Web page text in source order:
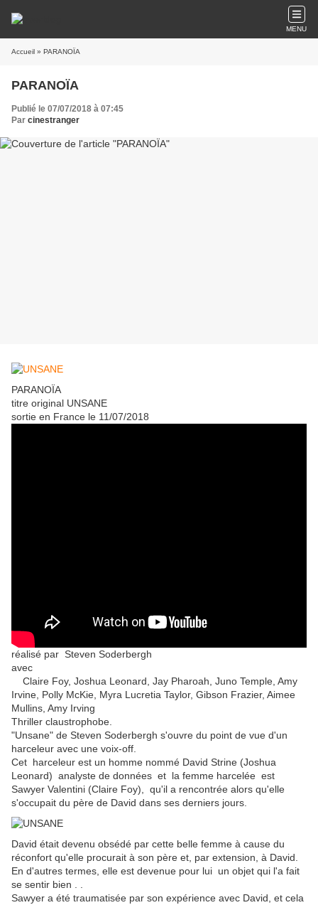
MENU
Accueil » PARANOÏA
PARANOÏA
Publié le 07/07/2018 à 07:45
Par cinestranger
PARANOÏA
titre original UNSANE
sortie en France le 11/07/2018
réalisé par Steven Soderbergh
avec
Claire Foy, Joshua Leonard, Jay Pharoah, Juno Temple, Amy
Irvine, Polly McKie, Myra Lucretia Taylor, Gibson Frazier, Aimee
Mullins, Amy Irving
Thriller claustrophobe.
"Unsane" de Steven Soderbergh s'ouvre du point de vue d'un
harceleur avec une voix-off.
Cet harceleur est un homme nommé David Strine (Joshua
Leonard) analyste de données et la femme harcelée est
Sawyer Valentini (Claire Foy), qu'il a rencontrée alors qu'elle
s'occupait du père de David dans ses derniers jours.
David était devenu obsédé par cette belle femme à cause du
réconfort qu'elle procurait à son père et, par extension, à David.
En d'autres termes, elle est devenue pour lui un objet qui l'a fait
se sentir bien . .
Sawyer a été traumatisée par son expérience avec David, et cela